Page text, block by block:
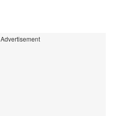
Advertisement